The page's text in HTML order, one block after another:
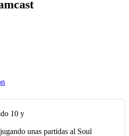
10 y
unas partidas al Soul